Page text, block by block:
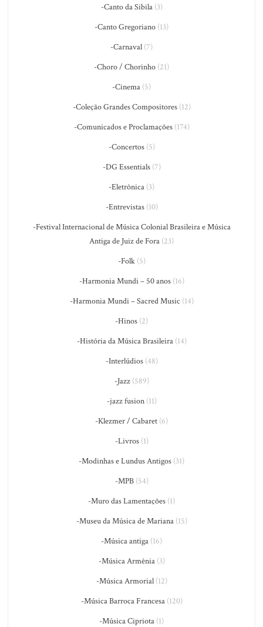
-Canto da Sibila(3)
-Canto Gregoriano (13)
-Carnaval (7)
-Choro / Chorinho (21)
-Cinema (5)
-Coleção Grandes Compositores(12)
-Comunicados e Proclamações(174)
-Concertos(5)
-DG Essentials(7)
-Eletrônica (3)
-Entrevistas(10)
-Festival Internacional de Música Colonial Brasileira e Música
Antiga de Juiz de Fora (23)
-Folk(5)
-Harmonia Mundi – 50 anos(16)
-Harmonia Mundi – Sacred Music (14)
-Hinos (2)
-História da Música Brasileira(14)
-Interlúdios(48)
-Jazz(589)
-jazz fusion(11)
-Klezmer / Cabaret (6)
-Livros(1)
-Modinhas e Lundus Antigos (31)
-MPB(54)
-Muro das Lamentações (1)
-Museu da Música de Mariana(15)
-Música antiga (16)
-Música Armênia(3)
-Música Armorial(12)
-Música Barroca Francesa(120)
-Música Cipriota (1)